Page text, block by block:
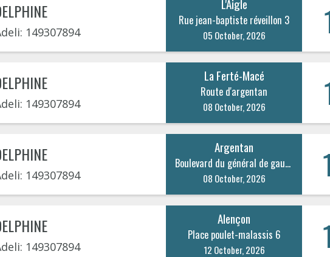
149307894
L'Aigle
Rue jean-baptiste réveillon 3
05 October, 2026
149307894
La Ferté-Macé
Route d'argentan
08 October, 2026
149307894
Argentan
Boulevard du général de gaulle 22
08 October, 2026
149307894
Alençon
Place poulet-malassis 6
12 October, 2026